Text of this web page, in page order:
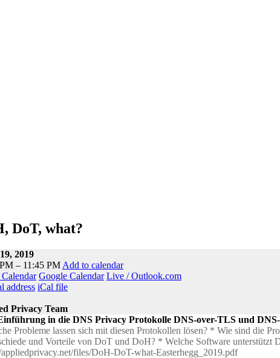
DoT, what?
2019
– 11:45 PM Add to calendar
Google Calendar Live / Outlook.com
address iCal file
Privacy Team
in die DNS Privacy Protokolle DNS-over-TLS und
Probleme lassen sich mit diesen Protokollen lösen? * Wie sind die
und Vorteile von DoT und DoH? * Welche Software
files/DoH-DoT-what-Easterhegg_2019.pdf